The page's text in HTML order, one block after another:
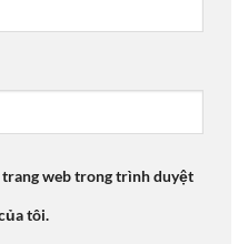
trang web trong trình duyệt
tôi.